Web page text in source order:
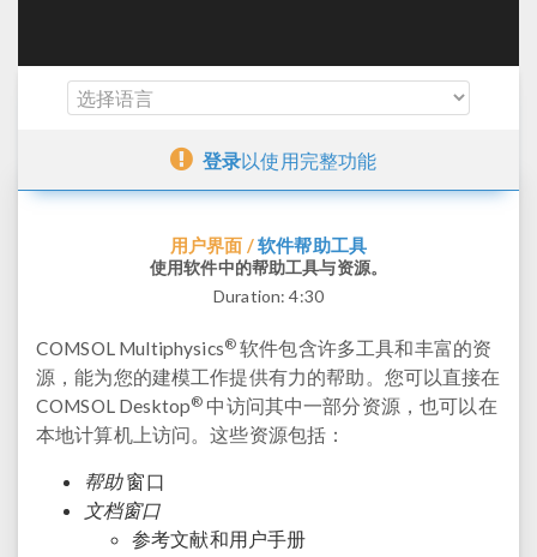
登录以使用完整功能
用户界面 /软件帮助工具
使用软件中的帮助工具与资源。
Duration:4:30
COMSOL Multiphysics® 软件包含许多工具和丰富的资
源，能为您的建模工作提供有力的帮助。您可以直接在
COMSOL Desktop® 中访问其中一部分资源，也可以在
本地计算机上访问。这些资源包括：
帮助窗口
文档窗口
参考文献和用户手册